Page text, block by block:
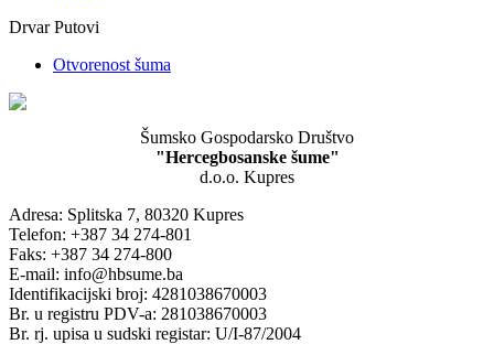
Drvar Putovi
Otvorenost šuma
Šumsko Gospodarsko Društvo
"Hercegbosanske šume"
d.o.o. Kupres
Adresa: Splitska 7, 80320 Kupres
Telefon: +387 34 274-801
Faks: +387 34 274-800
E-mail: info@hbsume.ba
Identifikacijski broj: 4281038670003
Br. u registru PDV-a: 281038670003
Br. rj. upisa u sudski registar: U/I-87/2004